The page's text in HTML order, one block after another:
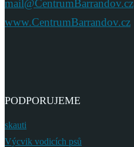
mail@CentrumBarrandov.cz
www.CentrumBarrandov.cz
PODPORUJEME
skauti
Výcvik vodicích psů